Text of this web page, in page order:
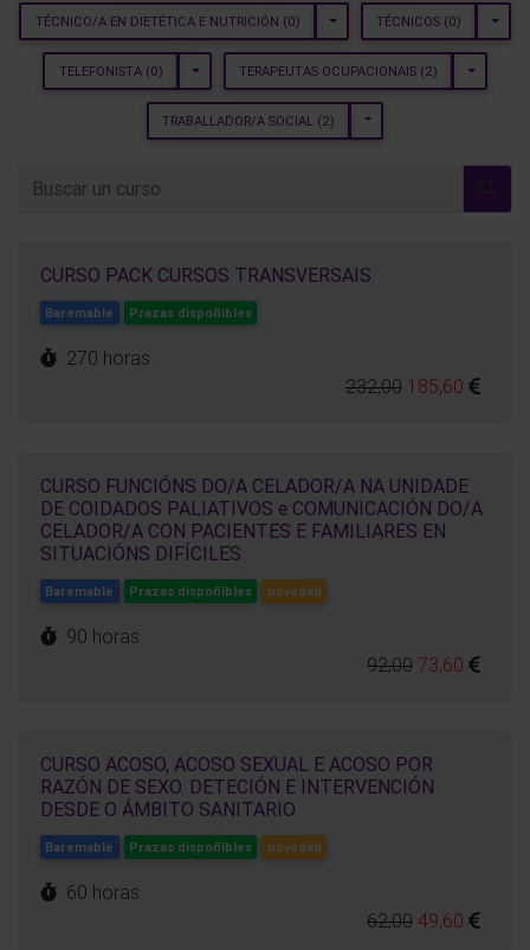
TÉCNICO/A EN DIETÉTICA E NUTRICIÓN (0) TOGGLE DROPDOWN
TÉCNICOS (0)
TELEFONISTA (0) TOGGLE DROPDOWN
TERAPEUTAS OCUPACIONAIS (2) TOGGLE
TRABALLADOR/A SOCIAL (2) TOGGLE DROPDOWN
CURSO PACK CURSOS TRANSVERSAIS
Baremable Prazas dispoñibles
270 horas
232,00 185,60
CURSO FUNCIÓNS DO/A CELADOR/A NA UNIDADE
DE COIDADOS PALIATIVOS e COMUNICACIÓN DO/A
CELADOR/A CON PACIENTES E FAMILIARES EN
SITUACIÓNS DIFÍCILES
Baremable Prazas dispoñibles novedad
90 horas
92,00 73,60
CURSO ACOSO, ACOSO SEXUAL E ACOSO POR
RAZÓN DE SEXO. DETECIÓN E INTERVENCIÓN
DESDE O ÁMBITO SANITARIO
Baremable Prazas dispoñibles novedad
60 horas
62,00 49,60